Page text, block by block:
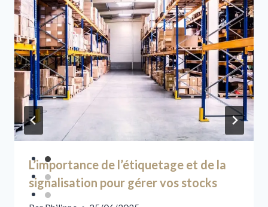
L’importance de l’étiquetage et de la
signalisation pour gérer vos stocks